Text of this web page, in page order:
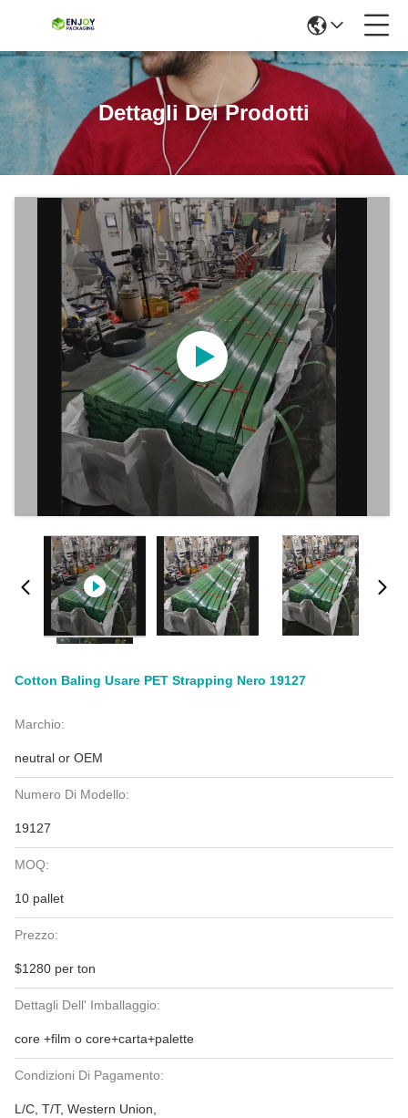
Dettagli Dei Prodotti
Cotton Baling Usare PET Strapping Nero 19127
Marchio:
neutral or OEM
Numero Di Modello:
19127
MOQ:
10 pallet
Prezzo:
$1280 per ton
Dettagli Dell' Imballaggio:
core +film o core+carta+palette
Condizioni Di Pagamento:
L/C, T/T, Western Union,